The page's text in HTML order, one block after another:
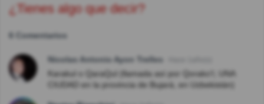
¿Tienes algo que decir?
6 Comentarios
Nicolas Antonio Ayon Trelles
Karakul o QaraQul (llamada así por Qorako'l, UNA
CIUDAD en la provincia de Bujará, en Uzbekistán)